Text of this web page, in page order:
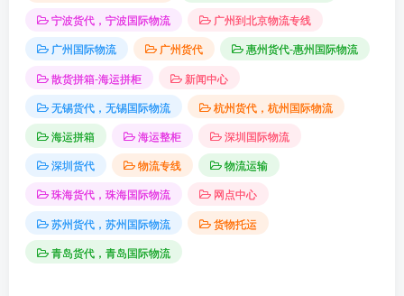
宁波货代，宁波国际物流
广州到北京物流专线
广州国际物流
广州货代
惠州货代-惠州国际物流
散货拼箱-海运拼柜
新闻中心
无锡货代，无锡国际物流
杭州货代，杭州国际物流
海运拼箱
海运整柜
深圳国际物流
深圳货代
物流专线
物流运输
珠海货代，珠海国际物流
网点中心
苏州货代，苏州国际物流
货物托运
青岛货代，青岛国际物流